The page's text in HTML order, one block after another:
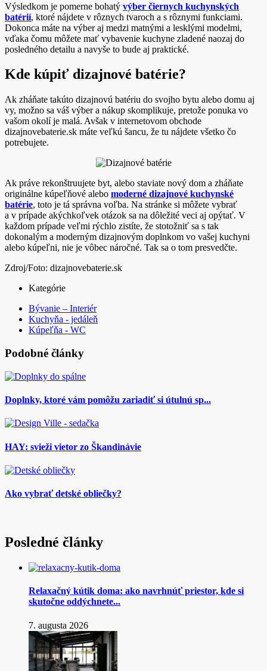
Výsledkom je pomerne bohatý výber čiernych kuchynských
batérií, ktoré nájdete v rôznych tvaroch a s rôznymi funkciami.
Dokonca máte na výber aj medzi matnými a lesklými modelmi,
vďaka čomu môžete mať vybavenie kuchyne zladené naozaj do
posledného detailu a navyše to bude aj praktické.
Kde kúpiť dizajnové batérie?
Ak zháňate takúto dizajnovú batériu do svojho bytu alebo domu aj
vy, možno sa váš výber a nákup skomplikuje, pretože ponuka vo
vašom okolí je malá. Avšak v internetovom obchode
dizajnovebaterie.sk máte veľkú šancu, že tu nájdete všetko čo
potrebujete.
Ak práve rekonštruujete byt, alebo staviate nový dom a zháňate
originálne kúpeľňové alebo moderné dizajnové kuchynské
batérie, toto je tá správna voľba. Na stránke si môžete vybrať
a v prípade akýchkoľvek otázok sa na dôležité veci aj opýtať. V
každom prípade veľmi rýchlo zistíte, že stotožniť sa s tak
dokonalým a moderným dizajnovým doplnkom vo vašej kuchyni
alebo kúpeľni, nie je vôbec náročné. Tak sa o tom presvedčte.
Zdroj/Foto: dizajnovebaterie.sk
Kategórie
Bývanie – Interiér
Kuchyňa - jedáleň
Kúpeľňa - WC
Podobné články
Doplnky, ktoré vám pomôžu zariadiť si útulnú sp...
HAY: svieži vietor zo Škandinávie
Ako vybrať detské obliečky?
Posledné články
Relaxačný kútik doma: ako navrhnúť priestor, kde si
skutočne oddýchnete...
7. augusta 2026